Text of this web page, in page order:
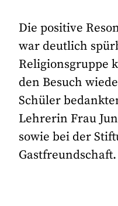
Die positive
war deutlich
Religionsgruppe
den Besuch
Schüler
Lehrerin Frau
sowie bei der
Gastfreundschaft.